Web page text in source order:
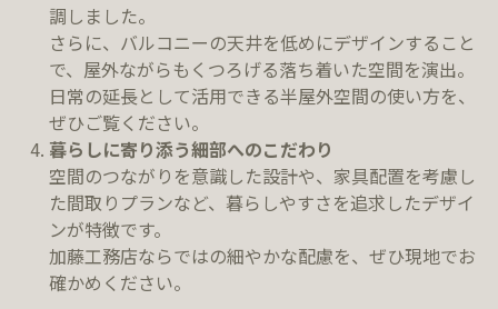
調しました。
さらに、バルコニーの天井を低めにデザインすること
で、屋外ながらもくつろげる落ち着いた空間を演出。
日常の延長として活用できる半屋外空間の使い方を、
ぜひご覧ください。
暮らしに寄り添う細部へのこだわり
空間のつながりを意識した設計や、家具配置を考慮し
た間取りプランなど、暮らしやすさを追求したデザイ
ンが特徴です。
加藤工務店ならではの細やかな配慮を、ぜひ現地でお
確かめください。